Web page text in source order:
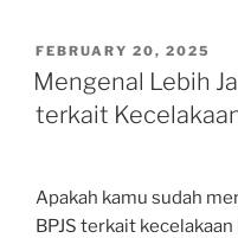
POSTED
ON
FEBRUARY 20, 2025
Mengenal Lebih
terkait
Apakah kamu sudah
BPJS terkait